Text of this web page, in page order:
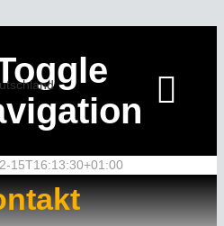
HOME
15T16:13:30+01:00